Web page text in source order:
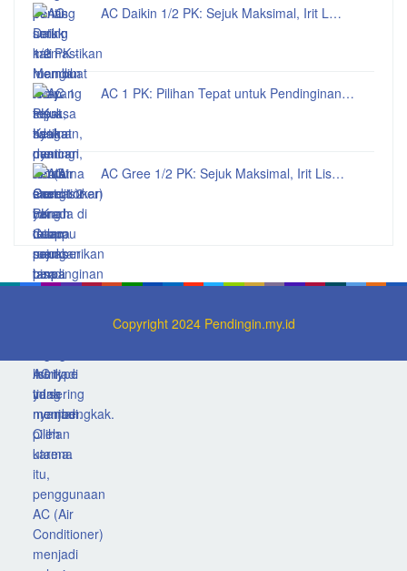
AC Daikin 1/2 PK: Sejuk Maksimal, Irit L…
AC 1 PK: Pilihan Tepat untuk Pendinginan…
AC Gree 1/2 PK: Sejuk Maksimal, Irit Lis…
Copyright 2024 Pendingin.my.id